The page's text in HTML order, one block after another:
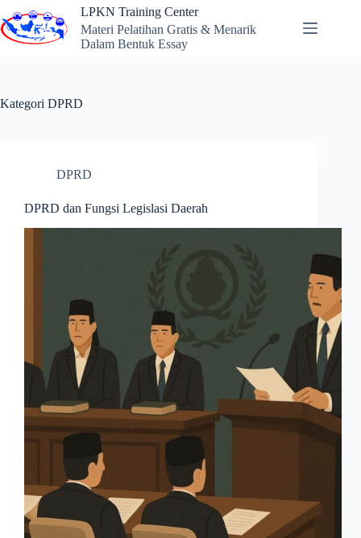
to
content
LPKN Training Center
Materi Pelatihan Gratis & Menarik
Dalam Bentuk Essay
Kategori DPRD
DPRD
DPRD dan Fungsi Legislasi Daerah